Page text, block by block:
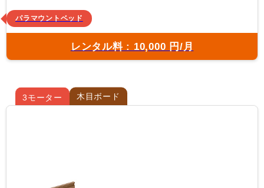
パラマウントベッド
レンタル料 : 10,000 円/月
3モーター 木目ボード